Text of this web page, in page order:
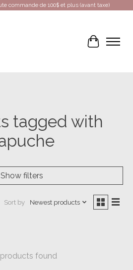
commande de 100$ et plus (avant taxe)
Cart
tagged with
Show filters
Sort by Newest products
found